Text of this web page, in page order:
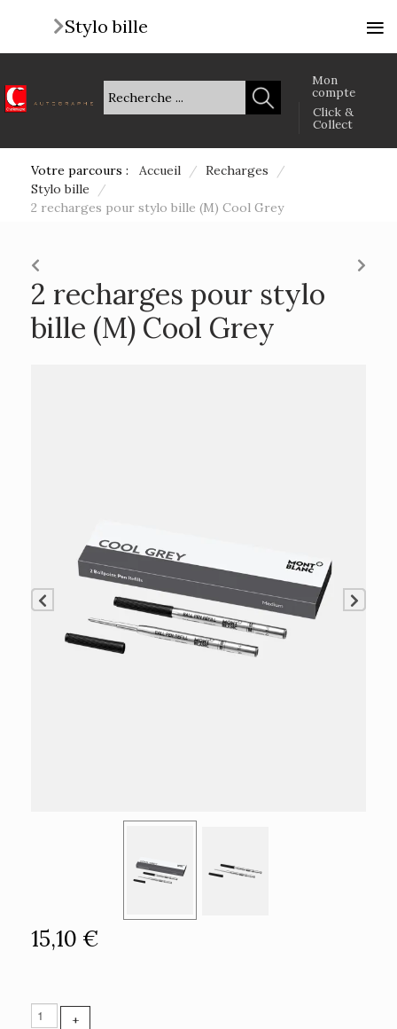
Mon
compte
Click &
Collect
Votre parcours : Accueil / Recharges
/
Stylo bille
/
2 recharges pour stylo bille (M) Cool Grey
2 recharges pour stylo
bille (M) Cool Grey
15,10 €
+
Stylo bille ≡